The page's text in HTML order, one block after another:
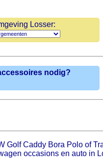
Losser:
nodig?
Caddy Bora Polo of
occasions en auto in